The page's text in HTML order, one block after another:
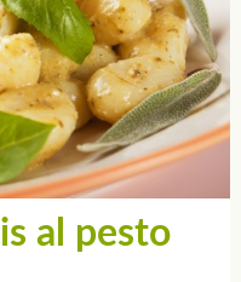
al pesto